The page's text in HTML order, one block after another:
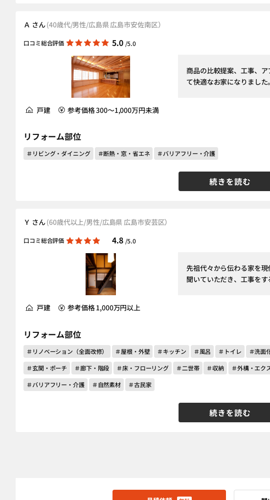
Ａ さん(40歳代/男性/広島県 広島市安佐南区）
口コミ総合評価 5.0 /5.0
商品の比較提案、工事、
て快適なお家になりました。
続きを読む
戸建 参考価格 300～1,000万円未満
リフォーム部位
＃リビング・ダイニング ＃断熱・窓・省エネ ＃バリアフリー・介護
Ｙ さん(60歳代以上/男性/広島県 広島市安芸区）
口コミ総合評価 4.8 /5.0
先祖代々から伝わる家を
聞いていただき、工事をす
続きを読む
戸建 参考価格 1,000万円以上
リフォーム部位
＃リノベーション（全面改修） ＃屋根・外壁 ＃キッチン ＃風呂 ＃トイレ ＃洗面
＃玄関・ポーチ
＃廊下・階段 ＃床・フローリング ＃二世帯 ＃収納 ＃外構・エク
＃バリアフリー・介護
＃自然素材 ＃古民家